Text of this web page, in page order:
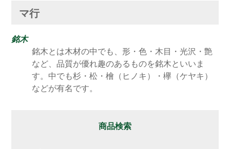
マ行
銘木
銘木とは木材の中でも、形・色・木目・光沢・艶
など、品質が優れ趣のあるものを銘木といいま
す。中でも杉・松・檜（ヒノキ）・欅（ケヤキ）
などが有名です。
商品検索